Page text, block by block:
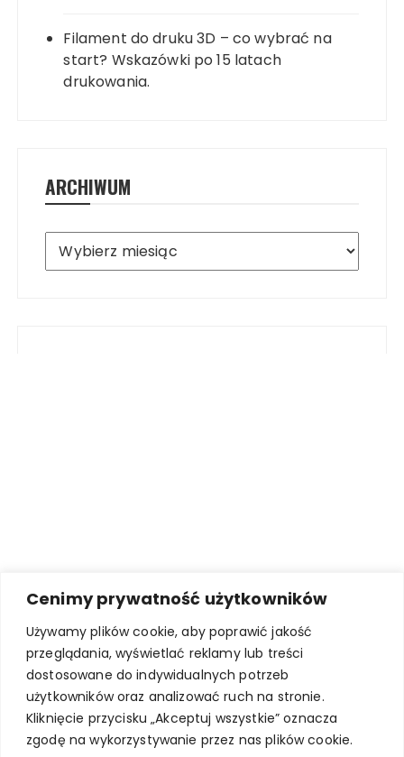
Cenimy prywatność użytkowników
Używamy plików cookie, aby poprawić jakość
przeglądania, wyświetlać reklamy lub treści
dostosowane do indywidualnych potrzeb
użytkowników oraz analizować ruch na stronie.
Kliknięcie przycisku „Akceptuj wszystkie” oznacza
zgodę na wykorzystywanie przez nas plików cookie.
Filament do druku 3D – co wybrać na
start? Wskazówki po 15 latach
drukowania.
ARCHIWUM
Archiwum